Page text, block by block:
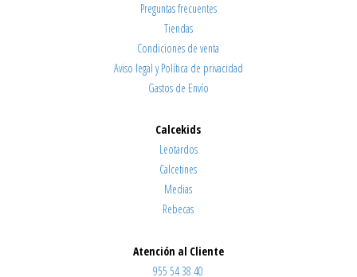
Preguntas frecuentes
Tiendas
Condiciones de venta
Aviso legal y Política de privacidad
Gastos de Envío
Calcekids
Leotardos
Calcetines
Medias
Rebecas
Atención al Cliente
955 54 38 40